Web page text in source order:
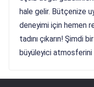
hale gelir. Bütçenize
deneyimi için hemen
tadını çıkarın! Şimdi
büyüleyici